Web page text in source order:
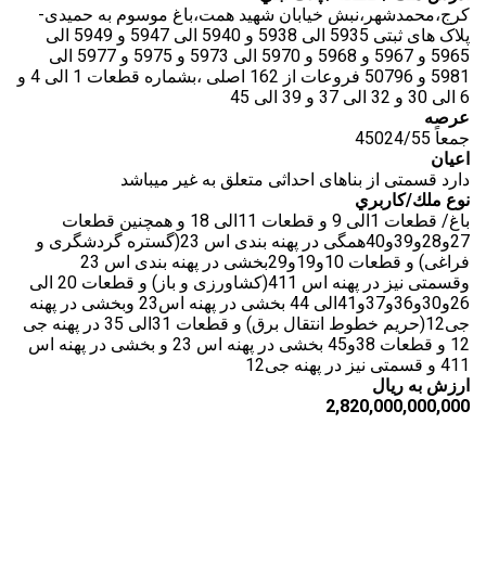
کرج،محمدشهر،نبش خیابان شهید همت،باغ موسوم به حمیدی-
پلاک های ثبتی 5935 الی 5938 و 5940 الی 5947 و 5949 الی
5965 و 5967 و 5968 و 5970 الی 5973 و 5975 و 5977 الی
5981 و 50796 فروعات از 162 اصلی ،بشماره قطعات 1 الی 4 و
6 الی 30 و 32 الی 37 و 39 الی 45
عرصه
جمعاً 45024/55
اعيان
دارد قسمتی از بناهای احداثی متعلق به غیر میباشد
نوع ملك/كاربري
باغ/ قطعات 1الی 9 و قطعات 11الی 18 و همچنین قطعات
27و28و39و40همگی در پهنه بندی اس 23(گستره گردشگری و
فراغی) و قطعات 10و19و29بخشی در پهنه بندی اس 23
وقسمتی نیز در پهنه اس 411(کشاورزی و باز) و قطعات 20 الی
26و30و36و37و41الی 44 بخشی در پهنه اس23 وبخشی در پهنه
جی12(حریم خطوط انتقال برق) و قطعات 31الی 35 در پهنه جی
12 و قطعات 38و45 بخشی در پهنه اس 23 و بخشی در پهنه اس
411 و قسمتی نیز در پهنه جی12
ارزش به ریال
2,820,000,000,000